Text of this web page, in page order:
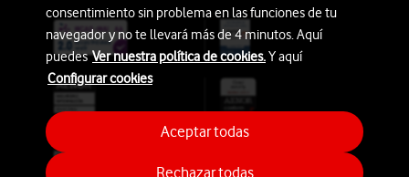
consentimiento sin problema en las funciones de tu
navegador y no te llevará más de 4 minutos. Aquí
puedesVer nuestra política de cookies.Y aquí
Configurar cookies
Rechazar todas
Aceptar todas